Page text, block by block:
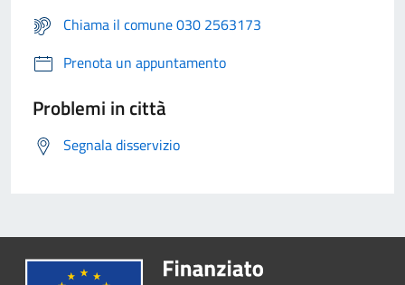
Chiama il comune 030 2563173
Prenota un appuntamento
Problemi in città
Segnala disservizio